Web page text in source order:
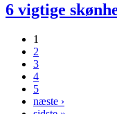
6 vigtige
Sider
1
2
3
4
5
næste ›